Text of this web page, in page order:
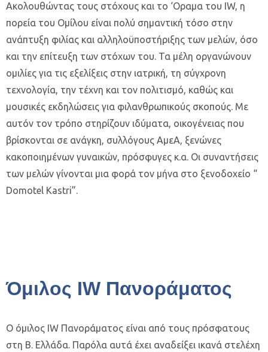
Ακολουθώντας τους στόχους και το ‘Οραμα του IW, η
πορεία του Ομίλου είναι πολύ σημαντική τόσο στην
ανάπτυξη φιλίας και αλληλοϋποστήριξης των μελών, όσο
και την επίτευξη των στόχων του. Τα μέλη οργανώνουν
ομιλίες για τις εξελίξεις στην ιατρική, τη σύγχρονη
τεχνολογία, την τέχνη και τον πολιτισμό, καθώς και
μουσικές εκδηλώσεις για φιλανθρωπικούς σκοπούς. Με
αυτόν τον τρόπο στηρίζουν ιδύματα, οικογένειας που
βρίσκονται σε ανάγκη, συλλόγους ΑμεΑ, ξενώνες
κακοποιημένων γυναικών, πρόσφυγες κ.α. Οι συναντήσεις
των μελών γίνονται μια φορά τον μήνα στο ξενοδοχείο “
Domotel Kastri”.
Όμιλος IW Πανοράματος
Ο όμιλος IW Πανοράματος είναι από τους πρόσφατους
στη Β. Ελλάδα. Παρόλα αυτά έχει αναδείξει ικανά στελέχη